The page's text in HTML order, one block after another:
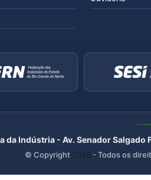
da Indústria - Av. Senador
© Copyright 2026 - Todos os